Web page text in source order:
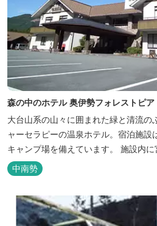
森の中のホテル 奥伊勢フォレストピア
大台山系の山々に囲まれた緑と清流の
ャーセラピーの温泉ホテル。宿泊施設
キャンプ場を備えています。 施設内に宮川の支流が流れ、川遊びが
できます。BBQエリア、釣堀もあり、
クティビティを楽しめます。 ディナーは併設の「レストラン アン
ジュ」にて、地元の食材をていねいに
をお召し上がりい...
中南勢